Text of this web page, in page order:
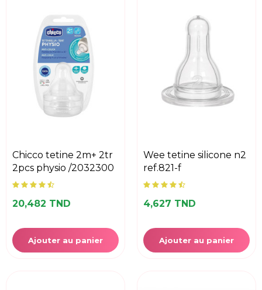
chicco tetine 2m+ 2tr
2pcs physio /2032300
20,482 TND
Ajouter au panier
wee tetine silicone n2
ref.821-f
4,627 TND
Ajouter au panier